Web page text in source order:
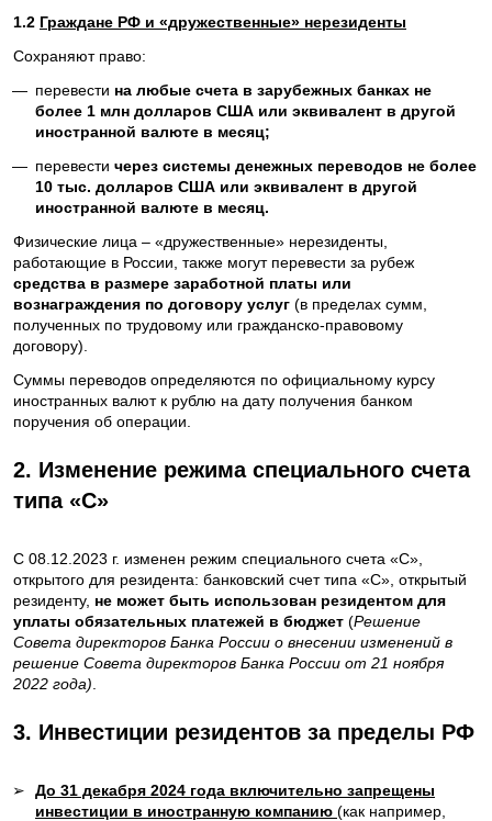
1.2 Граждане РФ и «дружественные» нерезиденты
Сохраняют право:
— перевести на любые счета в зарубежных банках не
более 1 млн долларов США или эквивалент в другой
иностранной валюте в месяц;
— перевести через системы денежных переводов не более
10 тыс. долларов США или эквивалент в другой
иностранной валюте в месяц.
Физические лица – «дружественные» нерезиденты,
работающие в России, также могут перевести за рубеж
средства в размере заработной платы или
вознаграждения по договору услуг (в пределах сумм,
полученных по трудовому или гражданско-правовому
договору).
Суммы переводов определяются по официальному курсу
иностранных валют к рублю на дату получения банком
поручения об операции.
2. Изменение режима специального счета
типа «С»
С 08.12.2023 г. изменен режим специального счета «С»,
открытого для резидента: банковский счет типа «С», открытый
резиденту, не может быть использован резидентом для
уплаты обязательных платежей в бюджет (Решение
Совета директоров Банка России о внесении изменений в
решение Совета директоров Банка России от 21 ноября
2022 года)
3. Инвестиции резидентов за пределы РФ
➢
До 31 декабря 2024 года включительно запрещены
инвестиции в иностранную компанию (как например,